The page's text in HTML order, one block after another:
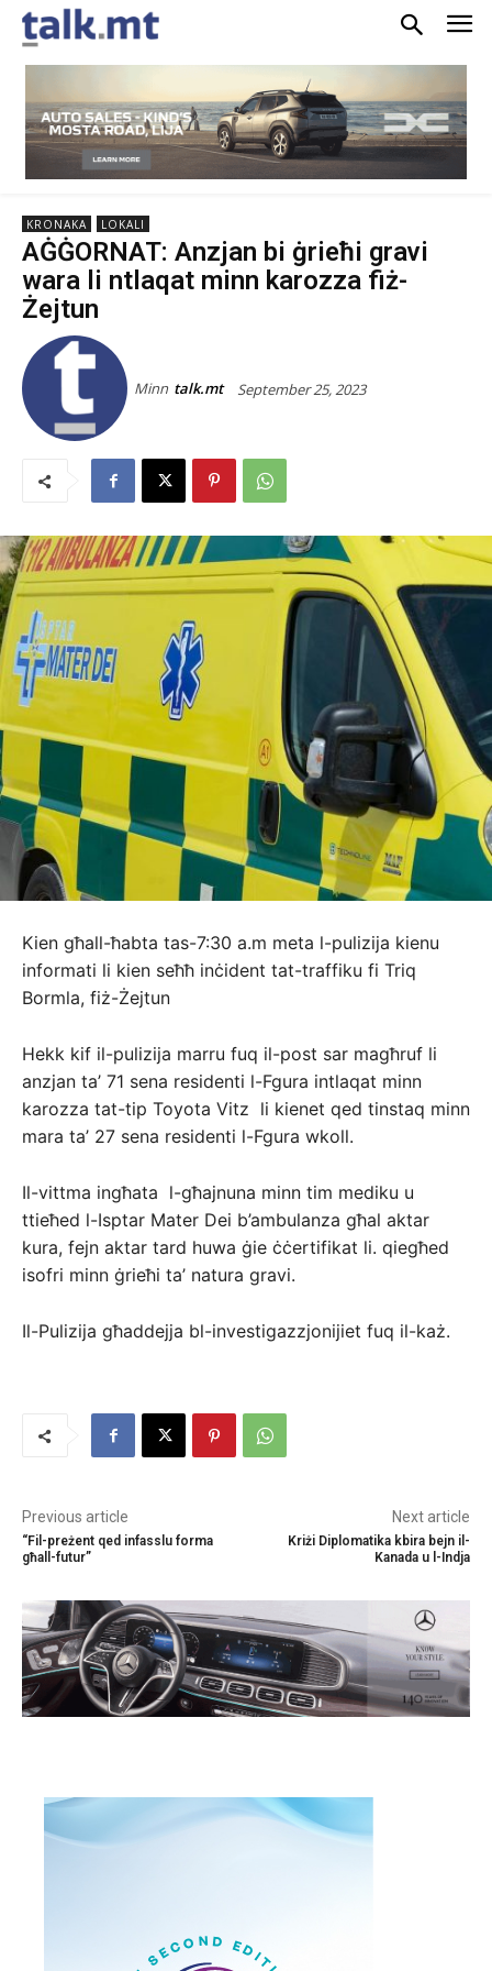
KRONAKA LOKALI
AĠĠORNAT: Anzjan bi ġrieħi gravi
wara li ntlaqat minn karozza fiż-
Żejtun
Minn talk.mt September 25, 2023
Kien għall-ħabta tas-7:30 a.m meta l-pulizija kienu
informati li kien seħħ inċident tat-traffiku fi Triq
Bormla, fiż-Żejtun
Hekk kif il-pulizija marru fuq il-post sar magħruf li
anzjan ta’ 71 sena residenti l-Fgura intlaqat minn
karozza tat-tip Toyota Vitz li kienet qed tinstaq minn
mara ta’ 27 sena residenti l-Fgura wkoll.
Il-vittma ingħata l-għajnuna minn tim mediku u
ttieħed l-Isptar Mater Dei b’ambulanza għal aktar
kura, fejn aktar tard huwa ġie ċċertifikat li. qiegħed
isofri minn ġrieħi ta’ natura gravi.
Il-Pulizija għaddejja bl-investigazzjonijiet fuq il-każ.
Previous article
“Fil-preżent qed infasslu forma
għall-futur”
Next article
Kriżi Diplomatika kbira bejn il-
Kanada u l-Indja